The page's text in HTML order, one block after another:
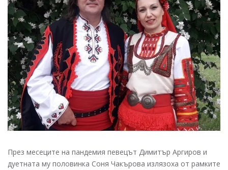
През месеците на пандемия певецът Димитър Аргиров и
дуетната му половинка Соня Чакърова излязоха от рамките